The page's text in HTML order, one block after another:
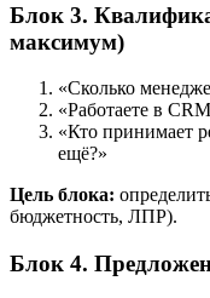
Блок 3.
максимум)
«Сколько
«Работаете в
«Кто принимает
ещё?»
Цель блока:
бюджетность, ЛПР).
Блок 4.